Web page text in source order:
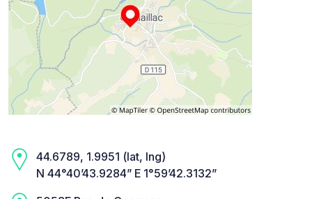
44.6789, 1.9951 (lat, lng)
N 44°40’43.9284” E 1°59’42.3132”